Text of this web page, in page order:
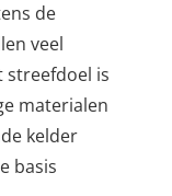
de
veel
streefdoel is
materialen
kelder
basis